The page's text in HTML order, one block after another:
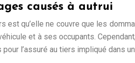
causés à autrui
est qu’elle ne couvre que les
et à ses occupants. Cependant,
l’assuré au tiers impliqué dans